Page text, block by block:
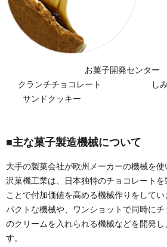
お菓子開発
クランチチョコレート し
サンドクッキー
■主な菓子製造機械について
大手の製菓会社が欧州メーカーの機械を
沢菓機工業は、日本独特のチョコレート
ことで付加価値を高める機械作りをして
パクトな機械や、ワンショットで同時に
のクリームを入れられる機械などを開発
す。